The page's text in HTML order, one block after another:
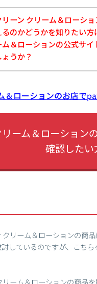
ーン クリーム＆ローシ
るのかどうかを知りたい
ム＆ローションの公式サ
うか？
＆ローションのお店で
ーム＆ローション
確認したい
リーム＆ローションの商
しているのですが、こち